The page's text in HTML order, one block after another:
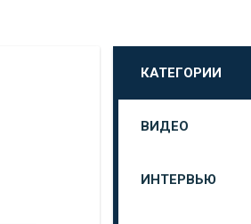
КАТЕГОРИИ
ВИДЕО
ИНТЕРВЬЮ